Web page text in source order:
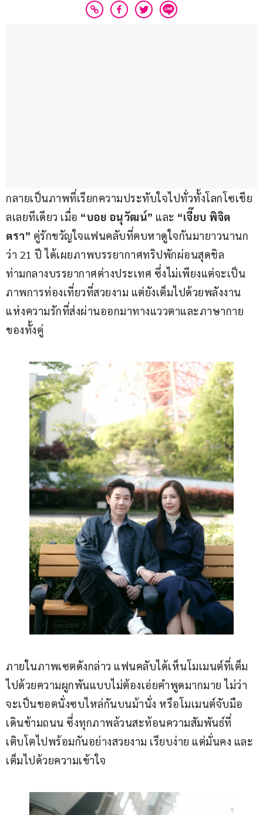
กลายเป็นภาพที่เรียกความประทับใจไปทั่วทั้งโลกโซเชีย
ลเลยทีเดียว เมื่อ “บอย อนุวัฒน์” และ “เจี๊ยบ พิจิต
ตรา” คู่รักขวัญใจแฟนคลับที่คบหาดูใจกันมายาวนานก
ว่า 21 ปี ได้เผยภาพบรรยากาศทริปพักผ่อนสุดชิล
ท่ามกลางบรรยากาศต่างประเทศ ซึ่งไม่เพียงแต่จะเป็น
ภาพการท่องเที่ยวที่สวยงาม แต่ยังเต็มไปด้วยพลังงาน
แห่งความรักที่ส่งผ่านออกมาทางแววตาและภาษากาย
ของทั้งคู่
ภายในภาพเซตดังกล่าว แฟนคลับได้เห็นโมเมนต์ที่เต็ม
ไปด้วยความผูกพันแบบไม่ต้องเอ่ยคำพูดมากมาย ไม่ว่า
จะเป็นชอตนั่งซบไหล่กันบนม้านั่ง หรือโมเมนต์จับมือ
เดินข้ามถนน ซึ่งทุกภาพล้วนสะท้อนความสัมพันธ์ที่
เติบโตไปพร้อมกันอย่างสวยงาม เรียบง่าย แต่มั่นคง และ
เต็มไปด้วยความเข้าใจ